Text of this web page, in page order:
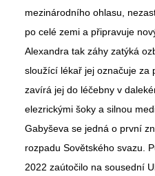
mezinárodního ohlasu,
po celé zemi a připravuje
Alexandra tak záhy zatýká
sloužící lékař jej označuje za
zavírá jej do léčebny v
elezrickými šoky a silnou
Gabyševa se jedná o první
rozpadu Sovětského svazu.
2022 zaútočilo na sousední